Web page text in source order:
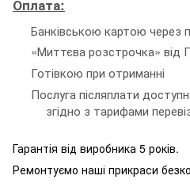
Оплата:
Банківською картою через
«Миттєва розстрочка» від
Готівкою при отриманні
Послуга післяплати
згідно з тарифами
Гарантія від виробника 5 років.
Ремонтуємо наші прикраси